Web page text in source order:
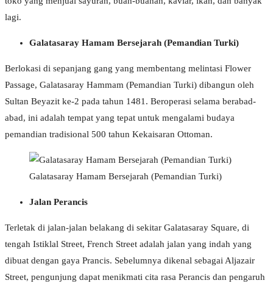
lagi.
Galatasaray Hamam Bersejarah (Pemandian Turki)
Berlokasi di sepanjang gang yang membentang melintasi Flower
Passage, Galatasaray Hammam (Pemandian Turki) dibangun oleh
Sultan Beyazit ke-2 pada tahun 1481. Beroperasi selama berabad-
abad, ini adalah tempat yang tepat untuk mengalami budaya
pemandian tradisional 500 tahun Kekaisaran Ottoman.
Galatasaray Hamam Bersejarah (Pemandian Turki)
Jalan Perancis
Terletak di jalan-jalan belakang di sekitar Galatasaray Square, di
tengah Istiklal Street, French Street adalah jalan yang indah yang
dibuat dengan gaya Prancis. Sebelumnya dikenal sebagai Aljazair
Street, pengunjung dapat menikmati cita rasa Perancis dan pengaruh